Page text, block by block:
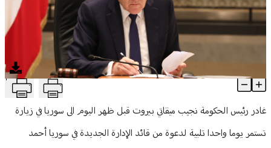
ثقافة ومجتمع
منوعات
ابحث
ميقاتي غادر إلى سوريا للقاء الشرع T
Article Content
غادر رئيس الحكومة نجيب ميقاتي بيروت قبل ظهر اليوم الى سوريا في زيارة
تستمر يوما واحدا تلبية لدعوة من قائد الإدارة الجديدة في سوريا أحمد